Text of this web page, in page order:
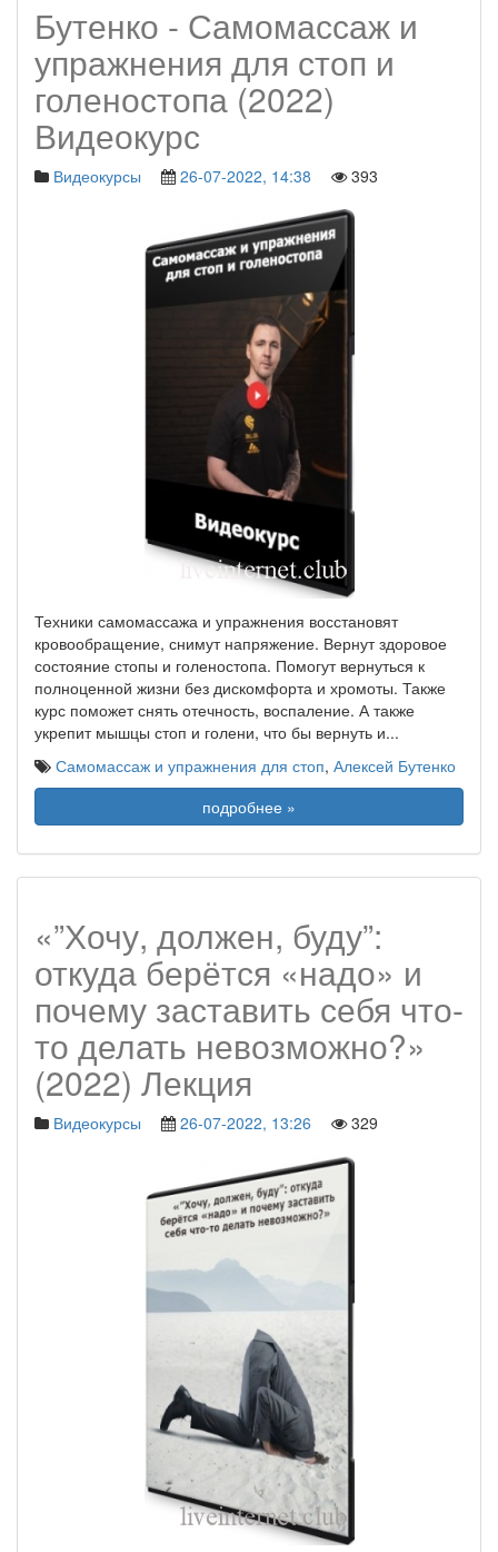
Бутенко - Самомассаж и
упражнения для стоп и
голеностопа (2022)
Видеокурс
Видеокурсы 26-07-2022, 14:38 393
Техники самомассажа и упражнения восстановят
кровообращение, снимут напряжение. Вернут здоровое
состояние стопы и голеностопа. Помогут вернуться к
полноценной жизни без дискомфорта и хромоты. Также
курс поможет снять отечность, воспаление. А также
укрепит мышцы стоп и голени, что бы вернуть и...
Самомассаж и упражнения для стоп, Алексей Бутенко
подробнее »
«”Хочу, должен, буду”:
откуда берётся «надо» и
почему заставить себя что-
то делать невозможно?»
(2022) Лекция
Видеокурсы 26-07-2022, 13:26 329